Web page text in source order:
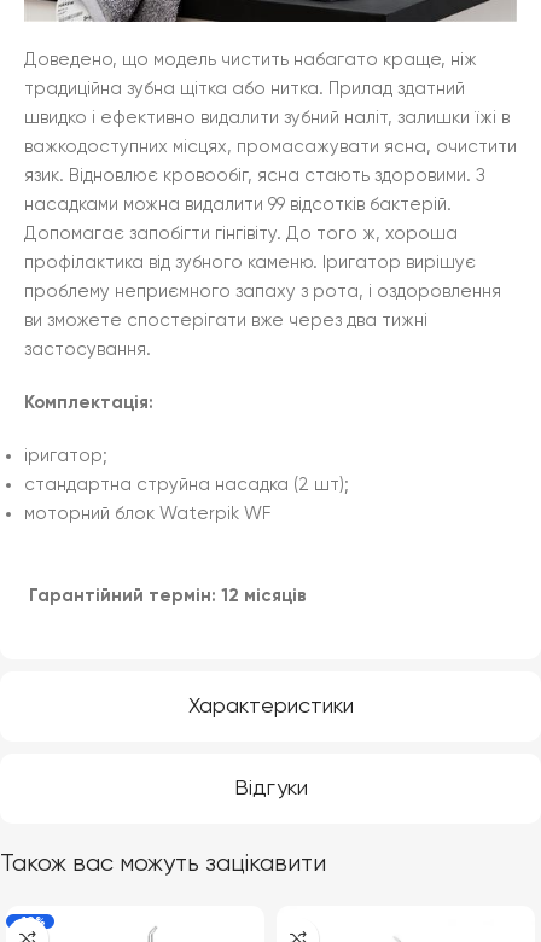
Характеристики
Відгуки
Доведено, що модель чистить набагато краще, ніж
традиційна зубна щітка або нитка. Прилад здатний
швидко і ефективно видалити зубний наліт, залишки їжі в
важкодоступних місцях, промасажувати ясна, очистити
язик. Відновлює кровообіг, ясна стають здоровими. З
насадками можна видалити 99 відсотків бактерій.
Допомагає запобігти гінгівіту. До того ж, хороша
профілактика від зубного каменю. Іригатор вирішує
проблему неприємного запаху з рота, і оздоровлення
ви зможете спостерігати вже через два тижні
застосування.
Комплектація:
іригатор;
стандартна струйна насадка (2 шт);
моторний блок Waterpik WF
Гарантійний термін: 12 місяців
Також вас можуть зацікавити
-19%